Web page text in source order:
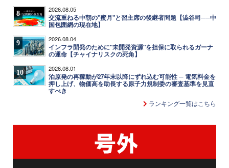
8 2026.08.05
交流重ねる中朝の"蜜月"と習主席の後継者問題【澁谷司──中
国包囲網の現在地】
9 2026.08.04
インフラ開発のために"未開発資源"を担保に取られるガーナ
の運命【チャイナリスクの死角】
10 2026.08.01
泊原発の再稼動が27年末以降にずれ込む可能性 ─ 電気料金を
押し上げ、物価高を助長する原子力規制委の審査基準を見直
すべき
ランキング一覧はこちら